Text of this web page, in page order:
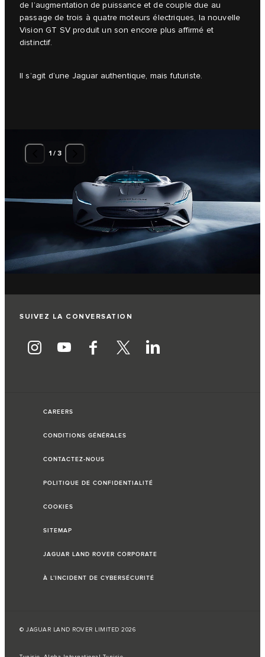
de l’augmentation de puissance et de couple due au
passage de trois à quatre moteurs électriques, la nouvelle
Vision GT SV produit un son encore plus affirmé et
distinctif.
Il s’agit d’une Jaguar authentique, mais futuriste.
1/ 3
SUIVEZ LA CONVERSATION
CAREERS
CONDITIONS GÉNÉRALES
CONTACTEZ-NOUS
POLITIQUE DE CONFIDENTIALITÉ
COOKIES
SITEMAP
JAGUAR LAND ROVER CORPORATE
À L’INCIDENT DE CYBERSÉCURITÉ
© JAGUAR LAND ROVER LIMITED 2026